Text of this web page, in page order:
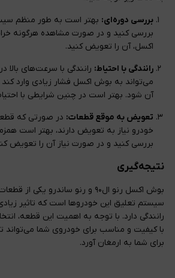
بررسی دوره‌ای: بهتر است به طور منظم
بررسی کنید و در صورت مشاهده هرگونه
اکسل، آن را تعویض کنید.
رانندگی با احتیاط: رانندگی با سرعت‌های بالا
می‌تواند به بوش اکسل فشار زیادی وارد
آن شود. بهتر است در چنین شرایطی با
تعویض به موقع قطعات: در صورتی که
خودرو نیاز به تعویض دارند، بهتر است
بررسی کنید و در صورت نیاز آن را تعویض
نتیجه‌گیری
بوش اکسل رنو ال۹۰ و رنو ساندرو یکی
سیستم تعلیق این خودروها است که تاثیر
رانندگی دارد. با توجه به اهمیت این قطعه،
با کیفیت و مناسب برای خودروی شما می‌تواند
برای شما به ارمغان آورد.